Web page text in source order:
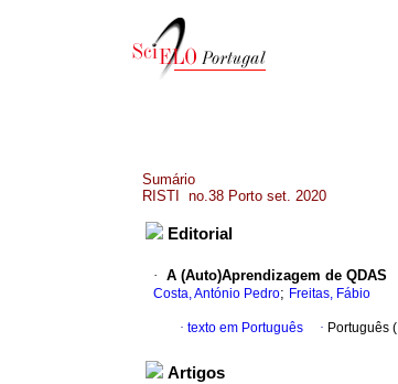
Sumário
RISTI no.38 Porto set. 2020
Editorial
· A (Auto)Aprendizagem de QDAS
Costa, António Pedro; Freitas, Fábio
· texto em Português · Português (
Artigos